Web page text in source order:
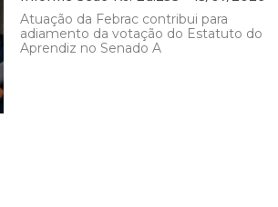
Atuação da Febrac contribui para
adiamento da votação do Estatuto do
Aprendiz no Senado A